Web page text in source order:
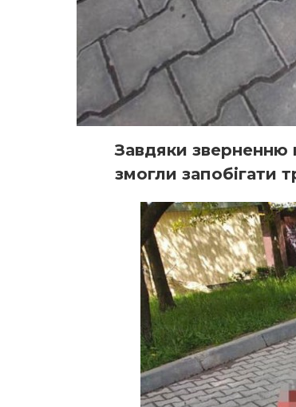
Завдяки зверненню
змогли запобігати